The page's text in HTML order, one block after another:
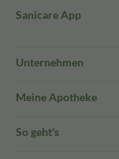
Sanicare App
Unternehmen
Meine Apotheke
So geht's